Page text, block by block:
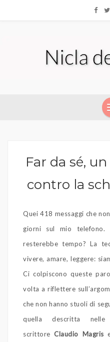
Far da sé,
contro la
Quei 418 messaggi che
giorni sul mio
resterebbe tempo? La
vivere, amare, leggere:
Ci colpiscono queste
volta a riflettere
che non hanno stuoli di
quella descritta
scrittoreClaudio Magris